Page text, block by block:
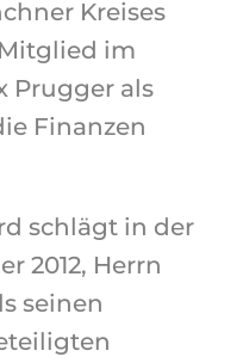
Kreises
im
Prugger als
Finanzen
schlägt in der
2012, Herrn
seinen